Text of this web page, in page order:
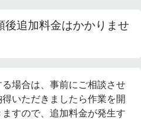
後追加料金はかかりませ
場合は、事前にご相談させ
いただきましたら作業を開
すので、追加料金が発生す